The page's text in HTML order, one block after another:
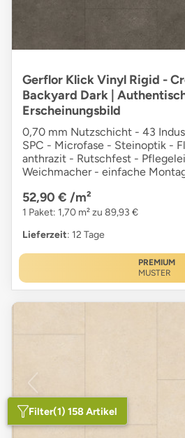
Gerflor Klick Vinyl Rigid -
Backyard Dark |
Erscheinungsbild
0,70 mm Nutzschicht - 43
SPC - Microfase - Steinoptik -
anthrazit - Rutschfest -
Weichmacher - einfache
52,90 € /m²
1 Paket: 1,70 m² zu 89,93 €
Lieferzeit: 12 Tage
PREMIUM
MUSTER
Filter(1) 158 Artikel